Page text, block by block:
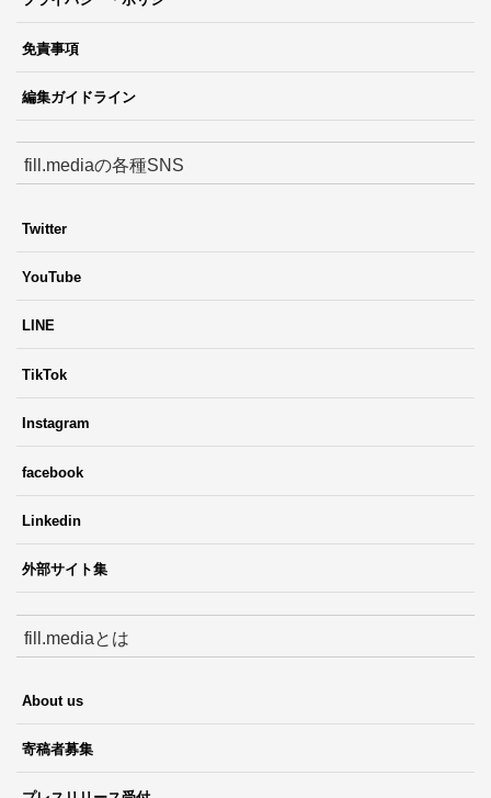
免責事項
編集ガイドライン
fill.mediaの各種SNS
Twitter
YouTube
LINE
TikTok
Instagram
facebook
Linkedin
外部サイト集
fill.mediaとは
About us
寄稿者募集